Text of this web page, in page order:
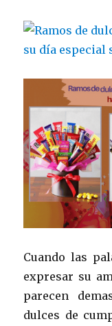
Cuando las
expresar su
parecen
dulces de